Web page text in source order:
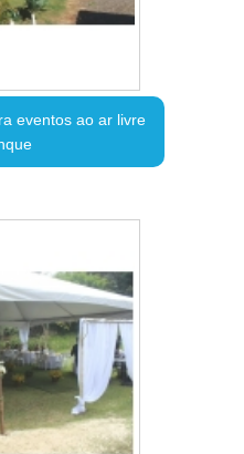
eventos ao ar livre